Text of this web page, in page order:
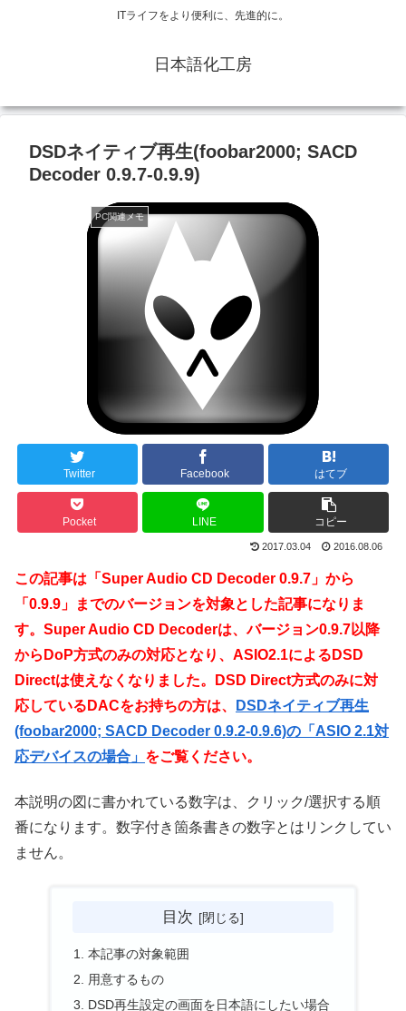
ITライフをより便利に、先進的に。
日本語化工房
DSDネイティブ再生(foobar2000; SACD
Decoder 0.9.7-0.9.9)
PC関連メモ
Twitter Facebook はてブ
Pocket LINE コピー
2017.03.04 2016.08.06
この記事は「Super Audio CD Decoder 0.9.7」から
「0.9.9」までのバージョンを対象とした記事になりま
す。Super Audio CD Decoderは、バージョン0.9.7以降
からDoP方式のみの対応となり、ASIO2.1によるDSD
Directは使えなくなりました。DSD Direct方式のみに対
応しているDACをお持ちの方は、
DSDネイティブ再生
(foobar2000; SACD Decoder 0.9.2-0.9.6)の「ASIO 2.1対
応デバイスの場合」 をご覧ください。
本説明の図に書かれている数字は、クリック/選択する順
番になります。数字付き箇条書きの数字とはリンクしてい
ません。
目次
本記事の対象範囲
用意するもの
DSD再生設定の画面を日本語にしたい場合